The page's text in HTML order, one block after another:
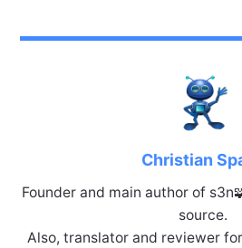
Christian
Founder and main author of
source.
Also, translator and reviewer